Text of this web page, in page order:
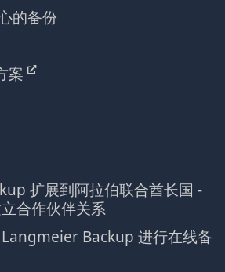
的备份
案
扩展到阿拉伯联合酋长国 -
合作伙伴关系
Backup 进行在线备